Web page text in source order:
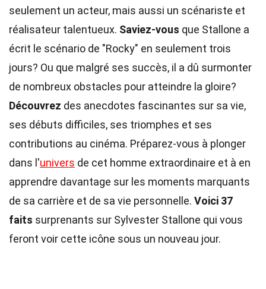
seulement un acteur, mais aussi un scénariste et
réalisateur talentueux. Saviez-vous que Stallone a
écrit le scénario de "Rocky" en seulement trois
jours? Ou que malgré ses succès, il a dû surmonter
de nombreux obstacles pour atteindre la gloire?
Découvrez des anecdotes fascinantes sur sa vie,
ses débuts difficiles, ses triomphes et ses
contributions au cinéma. Préparez-vous à plonger
dans l'univers de cet homme extraordinaire et à en
apprendre davantage sur les moments marquants
de sa carrière et de sa vie personnelle. Voici 37
faits surprenants sur Sylvester Stallone qui vous
feront voir cette icône sous un nouveau jour.